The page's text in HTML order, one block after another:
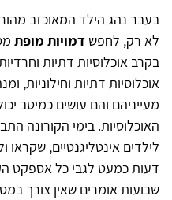
בעבר נהג הילד המאוכזב
לא רק, לחפש דמויות מופת
בקרב אוכלוסיות דתיות
אוכלוסיות דתיות וחילוניות,
מעייניהם והם עושים כמיטב
האוכלוסיות. בימי הקורונה
לילדים אינטליגנטיים, שקראו
דעות כמעט לגבי כל אספקט
שבועות אומרים שאין צורך